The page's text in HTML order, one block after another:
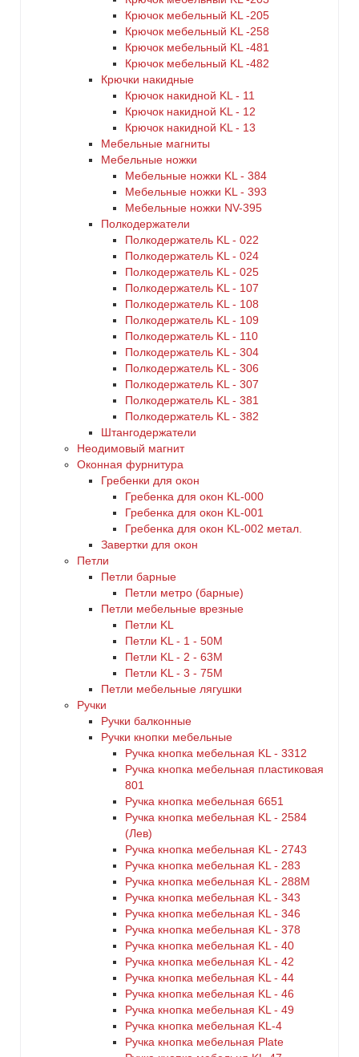
Крючок мебельный KL -205
Крючок мебельный KL -258
Крючок мебельный KL -481
Крючок мебельный KL -482
Крючки накидные
Крючок накидной KL - 11
Крючок накидной KL - 12
Крючок накидной KL - 13
Мебельные магниты
Мебельные ножки
Мебельные ножки KL - 384
Мебельные ножки KL - 393
Мебельные ножки NV-395
Полкодержатели
Полкодержатель KL - 022
Полкодержатель KL - 024
Полкодержатель KL - 025
Полкодержатель KL - 107
Полкодержатель KL - 108
Полкодержатель KL - 109
Полкодержатель KL - 110
Полкодержатель KL - 304
Полкодержатель KL - 306
Полкодержатель KL - 307
Полкодержатель KL - 381
Полкодержатель KL - 382
Штангодержатели
Неодимовый магнит
Оконная фурнитура
Гребенки для окон
Гребенка для окон KL-000
Гребенка для окон KL-001
Гребенка для окон KL-002 метал.
Завертки для окон
Петли
Петли барные
Петли метро (барные)
Петли мебельные врезные
Петли KL
Петли KL - 1 - 50M
Петли KL - 2 - 63M
Петли KL - 3 - 75M
Петли мебельные лягушки
Ручки
Ручки балконные
Ручки кнопки мебельные
Ручка кнопка мебельная KL - 3312
Ручка кнопка мебельная пластиковая
801
Ручка кнопка мебельная 6651
Ручка кнопка мебельная KL - 2584
(Лев)
Ручка кнопка мебельная KL - 2743
Ручка кнопка мебельная KL - 283
Ручка кнопка мебельная KL - 288M
Ручка кнопка мебельная KL - 343
Ручка кнопка мебельная KL - 346
Ручка кнопка мебельная KL - 378
Ручка кнопка мебельная KL - 40
Ручка кнопка мебельная KL - 42
Ручка кнопка мебельная KL - 44
Ручка кнопка мебельная KL - 46
Ручка кнопка мебельная KL - 49
Ручка кнопка мебельная KL-4
Ручка кнопка мебельная Plate